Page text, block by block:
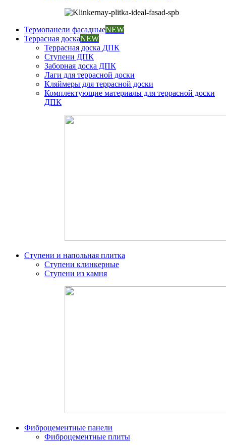
Термопанели фасадныеNEW
Террасная доскаNEW
Террасная доска ДПК
Ступени ДПК
Заборная доска ДПК
Лаги для террасной доски
Кляймеры для террасной доски
Комплектующие материалы для террасной доски
ДПК
Ступени и напольная плитка
Ступени клинкерные
Ступени из камня
Фиброцементные панели
Фиброцементные плиты